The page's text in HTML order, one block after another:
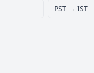
PST → IST